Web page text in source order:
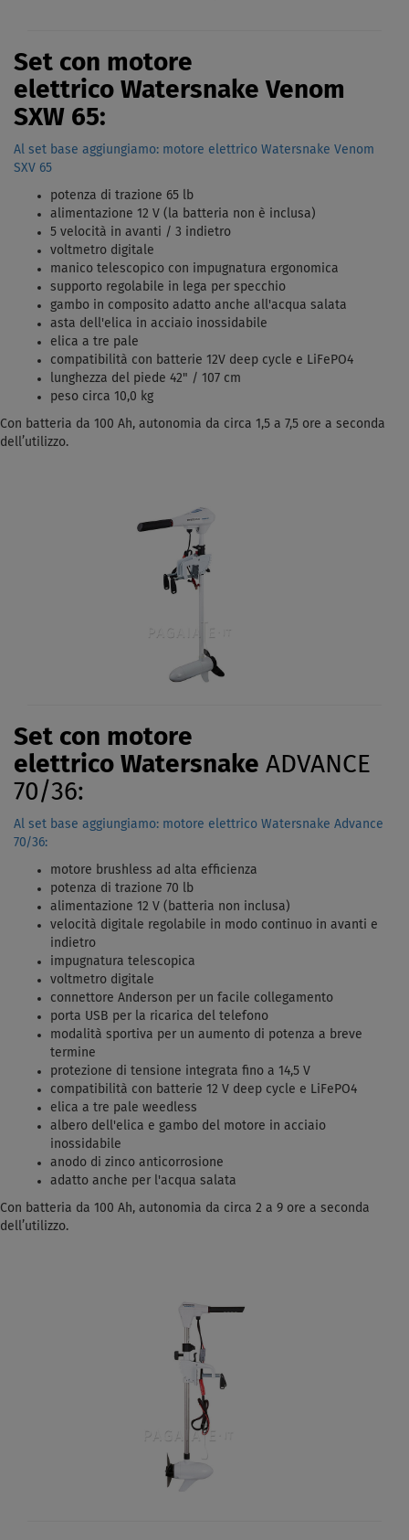
Set con motore
elettrico Watersnake Venom
SXW 65:
Al set base aggiungiamo: motore elettrico Watersnake Venom
SXV 65
potenza di trazione 65 lb
alimentazione 12 V (la batteria non è inclusa)
5 velocità in avanti / 3 indietro
voltmetro digitale
manico telescopico con impugnatura ergonomica
supporto regolabile in lega per specchio
gambo in composito adatto anche all'acqua salata
asta dell'elica in acciaio inossidabile
elica a tre pale
compatibilità con batterie 12V deep cycle e LiFePO4
lunghezza del piede 42" / 107 cm
peso circa 10,0 kg
Con batteria da 100 Ah, autonomia da circa 1,5 a 7,5 ore a seconda
dell’utilizzo.
Set con motore
elettrico Watersnake ADVANCE
70/36:
Al set base aggiungiamo: motore elettrico Watersnake Advance
70/36:
motore brushless ad alta efficienza
potenza di trazione 70 lb
alimentazione 12 V (batteria non inclusa)
velocità digitale regolabile in modo continuo in avanti e
indietro
impugnatura telescopica
voltmetro digitale
connettore Anderson per un facile collegamento
porta USB per la ricarica del telefono
modalità sportiva per un aumento di potenza a breve
termine
protezione di tensione integrata fino a 14,5 V
compatibilità con batterie 12 V deep cycle e LiFePO4
elica a tre pale weedless
albero dell'elica e gambo del motore in acciaio
inossidabile
anodo di zinco anticorrosione
adatto anche per l'acqua salata
Con batteria da 100 Ah, autonomia da circa 2 a 9 ore a seconda
dell’utilizzo.